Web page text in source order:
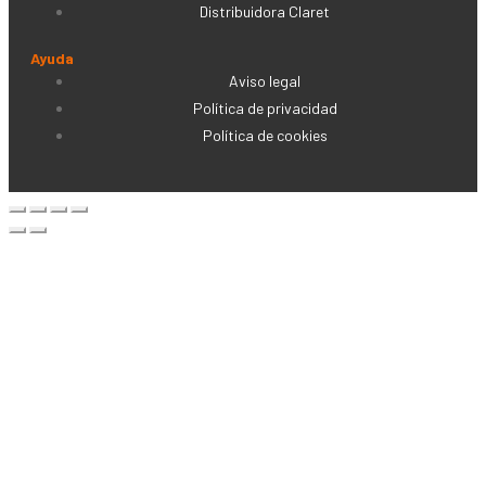
Distribuidora Claret
Ayuda
Aviso legal
Política de privacidad
Política de cookies